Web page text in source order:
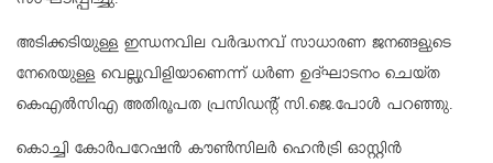
അടിക്കടിയുള്ള ഇന്ധനവില വർദ്ധനവ് സാധാരണ ജനങ്ങളുടെ
നേരെയുള്ള വെല്ലുവിളിയാണെന്ന് ധർണ ഉദ്ഘാടനം ചെയ്ത
കെഎൽസിഎ അതിരൂപത പ്രസിഡൻ്റ് സി.ജെ.പോൾ പറഞ്ഞു.
കൊച്ചി കോർപറേഷൻ കൗൺസിലർ ഹെൻട്രി ഓസ്റ്റിൻ